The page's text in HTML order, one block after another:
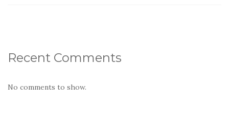
Recent Comments
No comments to show.